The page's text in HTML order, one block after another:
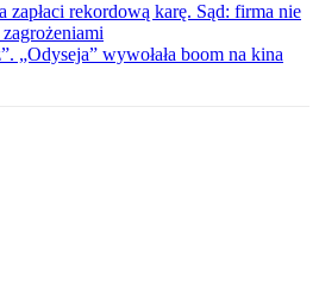
zapłaci rekordową karę. Sąd: firma nie
„Odyseja” wywołała boom na kina